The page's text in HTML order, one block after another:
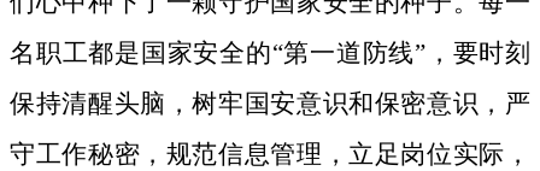
名职工都是国家安全的“第一道防线”，要时刻
保持清醒头脑，树牢国安意识和保密意识，严
守工作秘密，规范信息管理，立足岗位实际，